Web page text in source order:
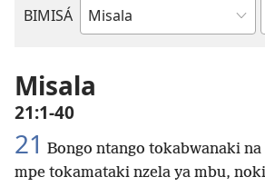
BIMISÁ
Mokanda
Misala
21:1-40
21 Bongo ntango tokabwanaki na
mpe tokamataki nzela ya mbu,